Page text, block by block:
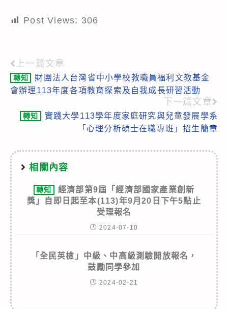
Post Views: 306
Read
more
上一篇文章
轉知
財團法人台灣省中小學校教職員福利文教基金
會辦理113年度各項教育探索及自我成長研習活動
下一篇文章
轉知
實踐大學113學年度家庭研究與兒童發展學系
「心理分析碩士在職專班」招生簡章
相關內容
轉知
經濟部第9屆「經濟部國家產業創新
獎」自即日起至本(113)年9月20日下午5點止
受理報名
2024-07-10
「全民英檢」中級、中高級測驗開放報名，
鼓勵同學參加
2024-02-21